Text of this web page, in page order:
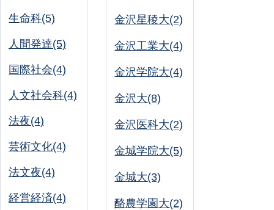
生命科(5)
人間発達(5)
国際社会(4)
人文社会科(4)
法夜(4)
芸術文化(4)
法文夜(4)
経営経済(4)
金沢星稜大(2)
金沢工業大(4)
金沢学院大(4)
金沢大(8)
金沢医科大(2)
金城学院大(5)
金城大(3)
酪農学園大(2)